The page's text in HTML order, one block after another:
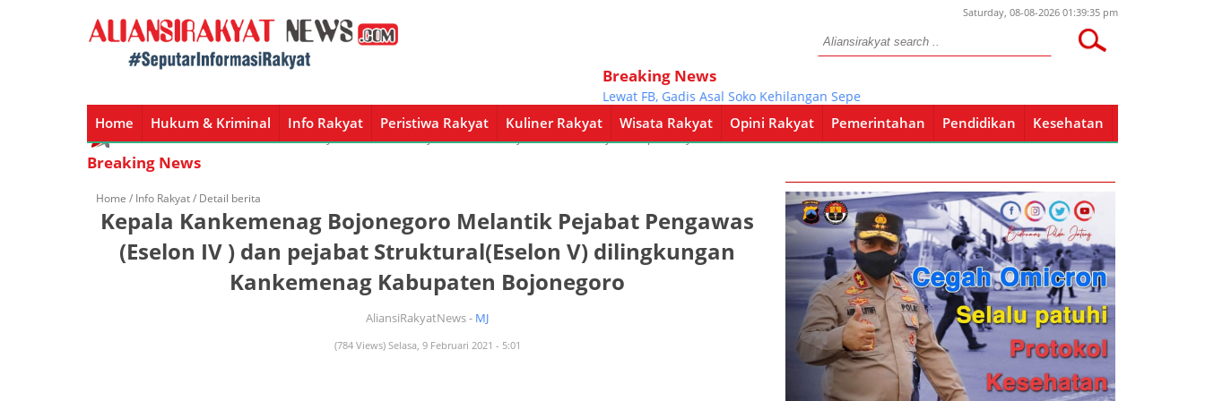
Saturday, 08-08-2026 01:39:35 pm
Breaking News
Kenal Lewat FB, Gadis Asal Soko Kehilangan Sepeda Motor,Dompet Dan HP
Home Hukum & Kriminal Info Rakyat Peristiwa Rakyat Kuliner Rakyat Wisata Rakyat Opini Rakyat Pemerintahan Pendidikan Kesehatan
Home Hukum & Kriminal Info Rakyat Peristiwa Rakyat Kuliner Rakyat Wisata Rakyat Opini Rakyat Pemerintahan Pendidikan Kesehatan
Breaking News
Home / Info Rakyat/ Detail berita
Kepala Kankemenag Bojonegoro Melantik Pejabat Pengawas
(Eselon IV ) dan pejabat Struktural(Eselon V) dilingkungan
Kankemenag Kabupaten Bojonegoro
AliansiRakyatNews - MJ
(784 Views) Selasa, 9 Februari 2021 - 5:01